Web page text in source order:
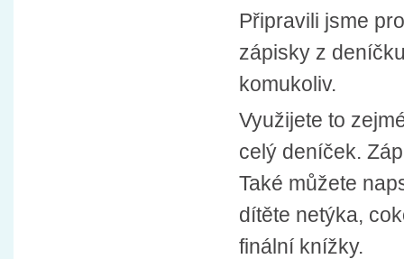
Připravili jsme
zápisky z
komukoliv.
Využijete to
celý deníček.
Také můžete
dítěte netýka,
finální knížky.